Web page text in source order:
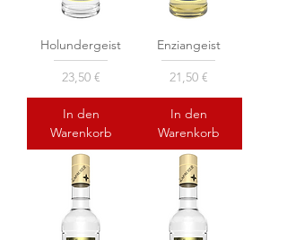
Holundergeist
Preis
23,50 €
In den
Warenkorb
Enziangeist
Preis
21,50 €
In den
Warenkorb